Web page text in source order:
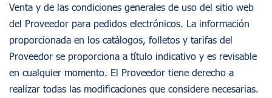
Venta y de las condiciones generales de uso del sitio web
del Proveedor para pedidos electrónicos. La información
proporcionada en los catálogos, folletos y tarifas del
Proveedor se proporciona a título indicativo y es revisable
en cualquier momento. El Proveedor tiene derecho a
realizar todas las modificaciones que considere necesarias.